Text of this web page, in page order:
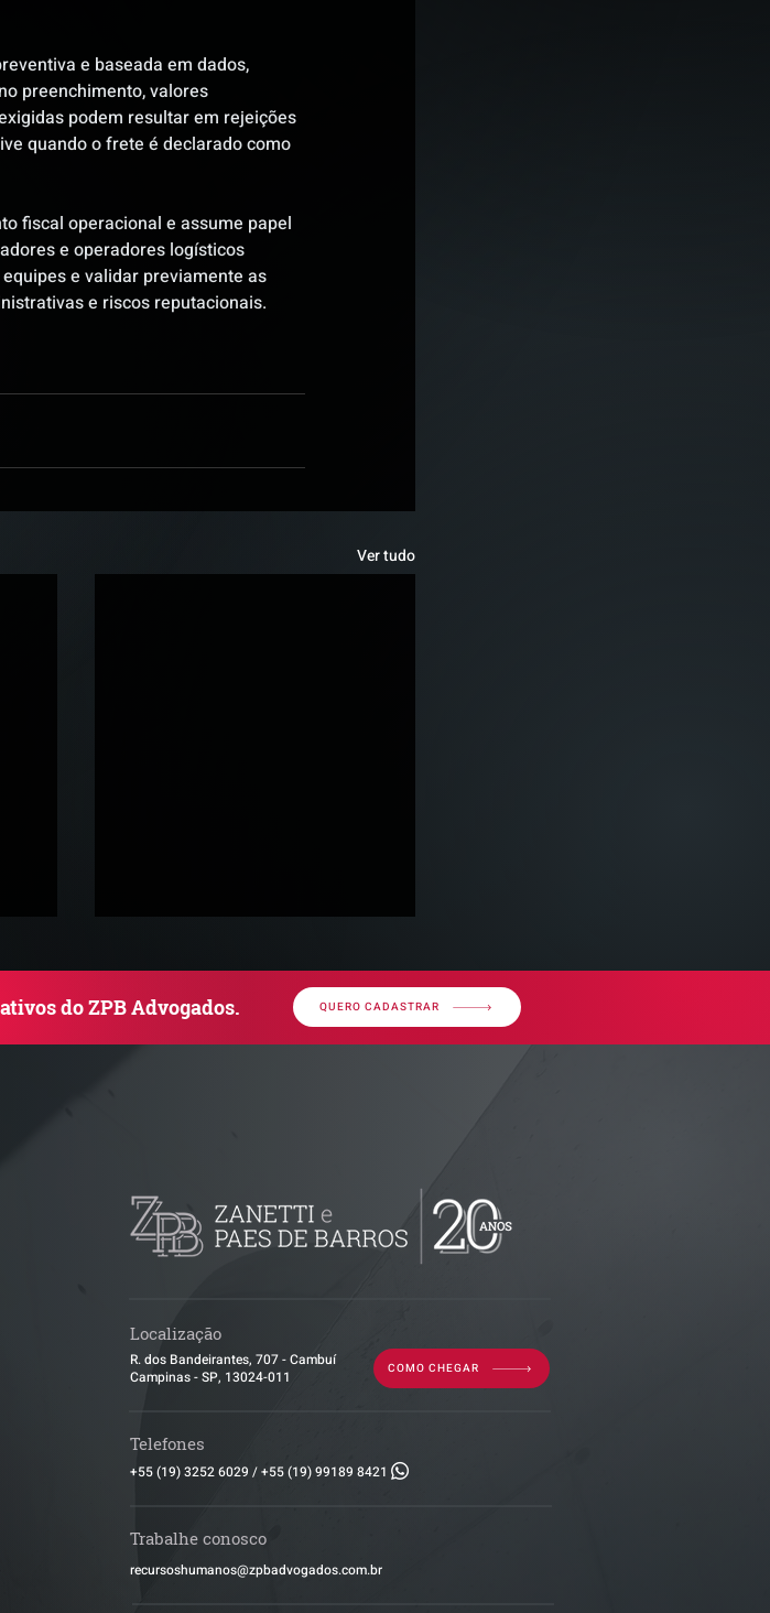
e baseada em dados,
preenchimento, valores
podem resultar em rejeições
quando o frete é declarado como
fiscal operacional e assume papel
e operadores logísticos
e validar previamente as
e riscos reputacionais.
Ver tudo
de ações trabalhistas
do ZPB Advogados. QUERO CADASTRAR
Localização
R. dos Bandeirantes, 707 - Cambuí
Campinas - SP, 13024-011
COMO CHEGAR
Telefones
+55 (19) 3252 6029 /+55 (19) 99189 8421
Trabalhe conosco
​recursoshumanos@zpbadvogados.com.br